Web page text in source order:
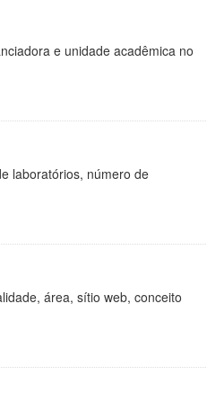
e unidade acadêmica no
laboratórios, número de
área, sítio web, conceito